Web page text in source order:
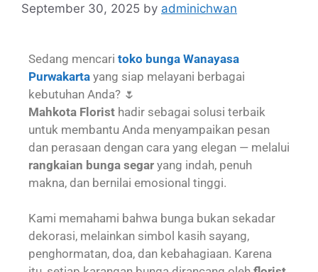
September 30, 2025 by adminichwan
Sedang mencari toko bunga Wanayasa
Purwakarta yang siap melayani berbagai
kebutuhan Anda? 🌷
Mahkota Florist hadir sebagai solusi terbaik
untuk membantu Anda menyampaikan pesan
dan perasaan dengan cara yang elegan — melalui
rangkaian bunga segar yang indah, penuh
makna, dan bernilai emosional tinggi.
Kami memahami bahwa bunga bukan sekadar
dekorasi, melainkan simbol kasih sayang,
penghormatan, doa, dan kebahagiaan. Karena